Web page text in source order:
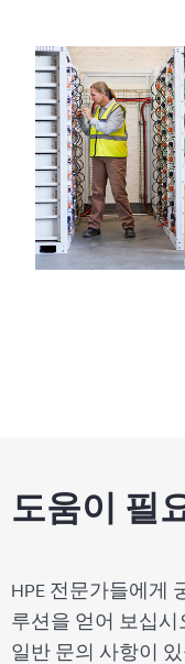
도움이 필
HPE 전문가들에게
루션을 얻어 보십시
일반 문의 사항이